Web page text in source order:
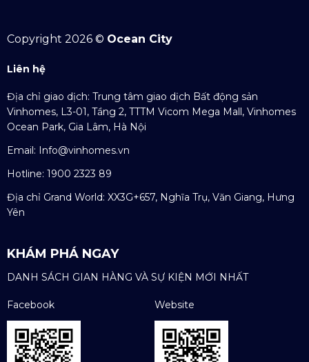
Copyright 2026 © Ocean City
Liên hệ
Địa chỉ giao dịch: Trung tâm giao dịch Bất động sản
Vinhomes, L3-01, Tầng 2, TTTM Vicom Mega Mall, Vinhomes
Ocean Park, Gia Lâm, Hà Nội
Email: Info@vinhomes.vn
Hotline: 1900 2323 89
Địa chỉ Grand World: XX3G+657, Nghĩa Trụ, Văn Giang, Hưng
Yên
KHÁM PHÁ NGAY
DANH SÁCH GIAN HÀNG VÀ SỰ KIỆN MỚI NHẤT
Facebook Website